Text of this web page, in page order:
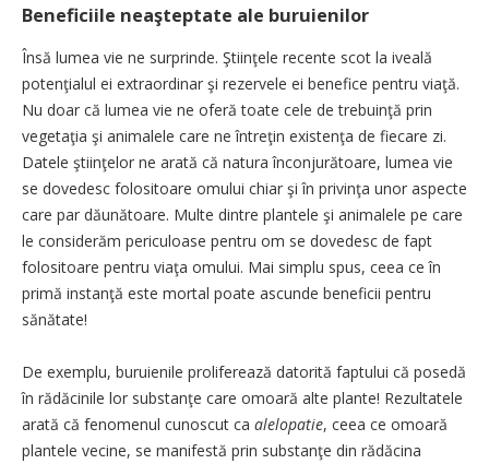
Beneficiile neaşteptate ale buruienilor
Însă lumea vie ne surprinde. Ştiinţele recente scot la iveală
potenţialul ei extraordinar şi rezervele ei benefice pentru viaţă.
Nu doar că lumea vie ne oferă toate cele de trebuinţă prin
vegetaţia şi animalele care ne întreţin existenţa de fiecare zi.
Datele ştiinţelor ne arată că natura înconjurătoare, lumea vie
se dovedesc folositoare omului chiar şi în privinţa unor aspecte
care par dăunătoare. Multe dintre plantele şi animalele pe care
le considerăm periculoase pentru om se dovedesc de fapt
folositoare pentru viaţa omului. Mai simplu spus, ceea ce în
primă instanţă este mortal poate ascunde beneficii pentru
sănătate!
De exemplu, buruienile proliferează datorită faptului că posedă
în rădăcinile lor substanţe care omoară alte plante! Rezultatele
arată că fenomenul cunoscut ca alelopatie, ceea ce omoară
plantele vecine, se manifestă prin substanţe din rădăcina